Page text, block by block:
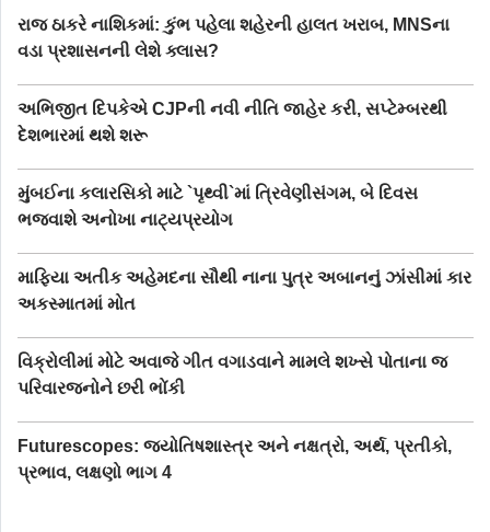
રાજ ઠાકરે નાશિકમાં: કુંભ પહેલા શહેરની હાલત ખરાબ, MNSના
વડા પ્રશાસનની લેશે ક્લાસ?
અભિજીત દિપકેએ CJPની નવી નીતિ જાહેર કરી, સપ્ટેમ્બરથી
દેશભારમાં થશે શરૂ
મુંબઈના કલારસિકો માટે `પૃથ્વી`માં ત્રિવેણીસંગમ, બે દિવસ
ભજવાશે અનોખા નાટ્યપ્રયોગ
માફિયા અતીક અહેમદના સૌથી નાના પુત્ર અબાનનું ઝાંસીમાં કાર
અકસ્માતમાં મોત
વિક્રોલીમાં મોટે અવાજે ગીત વગાડવાને મામલે શખ્સે પોતાના જ
પરિવારજનોને છરી ભોંકી
Futurescopes: જ્યોતિષશાસ્ત્ર અને નક્ષત્રો, અર્થ, પ્રતીકો,
પ્રભાવ, લક્ષણો ભાગ 4